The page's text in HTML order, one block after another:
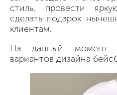
стиль, провести
сделать подарок
клиентам.
На данный момент
вариантов дизайна